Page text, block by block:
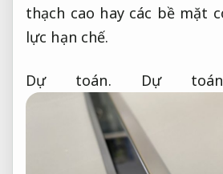
thạch cao hay các bề mặt
lực hạn chế.
Dự toán. Dự